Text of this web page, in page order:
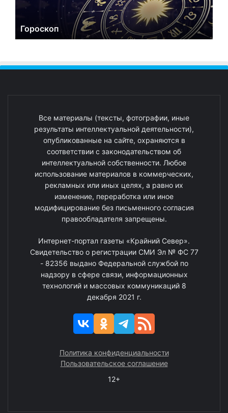
Гороскоп
Все материалы (тексты, фотографии, иные
результаты интеллектуальной деятельности),
опубликованные на сайте, охраняются в
соответствии с законодательством об
интеллектуальной собственности. Любое
использование материалов в коммерческих,
рекламных или иных целях, а равно их
изменение, переработка или иное
модифицирование без письменного согласия
правообладателя запрещены.
Интернет-портал газеты «Крайний Север».
Свидетельство о регистрации СМИ Эл № ФС 77
- 82356 выдано Федеральной службой по
надзору в сфере связи, информационных
технологий и массовых коммуникаций 8
декабря 2021 г.
Политика конфиденциальности
Пользовательское соглашение
12+